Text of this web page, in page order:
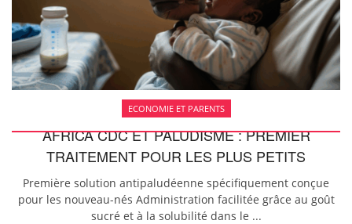
ECONOMIE ET PARENTS
AFRICA CDC ET PALUDISME : PREMIER
TRAITEMENT POUR LES PLUS PETITS
Première solution antipaludéenne spécifiquement conçue
pour les nouveau-nés Administration facilitée grâce au goût
sucré et à la solubilité dans le ...